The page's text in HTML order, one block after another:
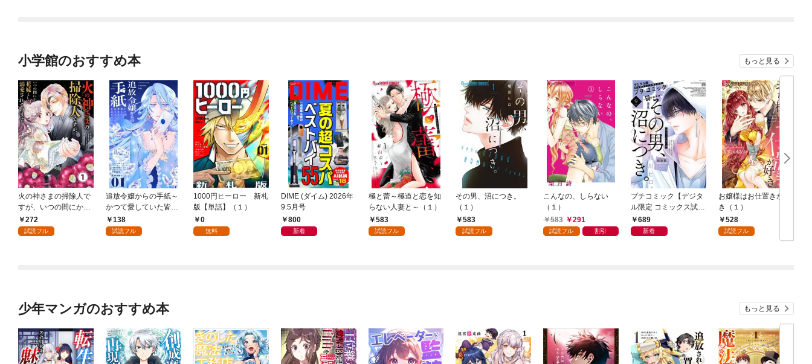
小学館のおすすめ本 もっと見る
火の神さまの掃除人で
すが、いつの間にか花
嫁として溺愛されてい
ます【単話】（１）
272
試読フル
追放令嬢からの手紙～
かつて愛していた皆さ
まへ 私のことなどお忘
れですか？～【単話】
138
試読フル
1000円ヒーロー 新札
版【単話】（１）
0
無料
DIME (ダイム) 2026年
9.5月号
800
新着
極と蕾～極道と恋を知
らない人妻と～（１）
583
試読フル
その男、沼につき。
（１）
583
試読フル
こんなの、しらない
（１）
583
291
試読フル 割引
プチコミック【デジタ
ル限定 コミックス試し
読み特典付き】 2026
年9月号（2026年8月7
689
新着
お嬢様はお仕置きが好
き（１）
528
試読フル
少年マンガのおすすめ本 もっと見る